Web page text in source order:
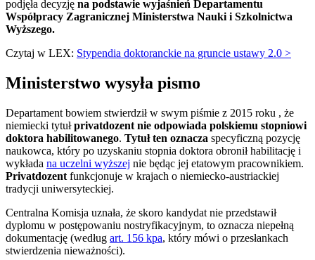
podjęła decyzję na podstawie wyjaśnień Departamentu
Współpracy Zagranicznej Ministerstwa Nauki i Szkolnictwa
Wyższego.
Czytaj w LEX: Stypendia doktoranckie na gruncie ustawy 2.0 >
Ministerstwo wysyła pismo
Departament bowiem stwierdził w swym piśmie z 2015 roku , że
niemiecki tytułprivatdozent nie odpowiada polskiemu stopniowi
doktora habilitowanego. Tytuł ten oznacza specyficzną pozycję
naukowca, który po uzyskaniu stopnia doktora obronił habilitację i
wykłada na uczelni wyższej nie będąc jej etatowym pracownikiem.
Privatdozent funkcjonuje w krajach o niemiecko-austriackiej
tradycji uniwersyteckiej.
Centralna Komisja uznała, że skoro kandydat nie przedstawił
dyplomu w postępowaniu nostryfikacyjnym, to oznacza niepełną
dokumentację (według art. 156 kpa, który mówi o przesłankach
stwierdzenia nieważności).